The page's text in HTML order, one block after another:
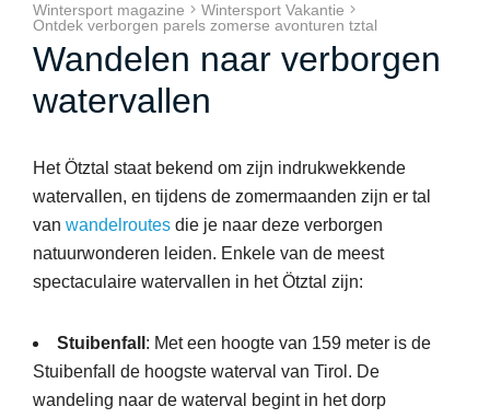
Wintersport magazine
Wintersport Vakantie
Ontdek verborgen parels zomerse avonturen tztal
Wandelen naar verborgen
watervallen
Het Ötztal staat bekend om zijn indrukwekkende
watervallen, en tijdens de zomermaanden zijn er tal
van wandelroutes die je naar deze verborgen
natuurwonderen leiden. Enkele van de meest
spectaculaire watervallen in het Ötztal zijn:
Stuibenfall : Met een hoogte van 159 meter is de
Stuibenfall de hoogste waterval van Tirol. De
wandeling naar de waterval begint in het dorp